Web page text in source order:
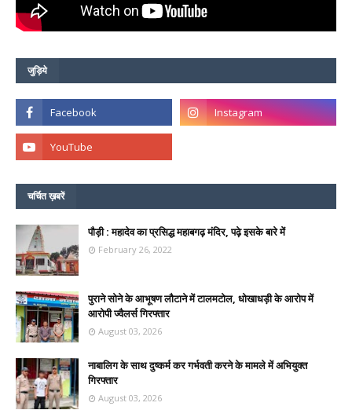
जुड़िये
चर्चित ख़बरें
पौड़ी : महादेव का प्रसिद्ध महाबगढ़ मंदिर, पढ़े इसके बारे में
February 26, 2022
पुराने सोने के आभूषण लौटाने में टालमटोल, धोखाधड़ी के आरोप में
आरोपी ज्वैलर्स गिरफ्तार
August 03, 2026
नाबालिग के साथ दुष्कर्म कर गर्भवती करने के मामले में अभियुक्त
गिरफ्तार
August 03, 2026